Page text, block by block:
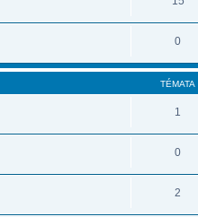
0
TÉMATA
1
0
2